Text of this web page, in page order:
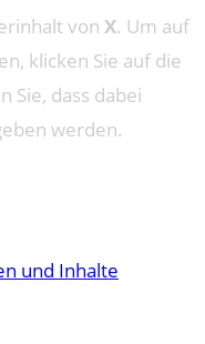
von X. Um auf
klicken Sie auf die
Sie, dass dabei
werden.
und Inhalte